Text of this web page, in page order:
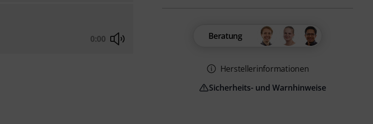
0:00 Beratung
Herstellerinformationen
Sicherheits- und Warnhinweise